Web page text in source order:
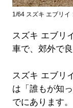
1/64 スズキ エブリイ
スズキ エブリ
車で、郊外で
スズキ エブリ
は「誰もが知
でにあります